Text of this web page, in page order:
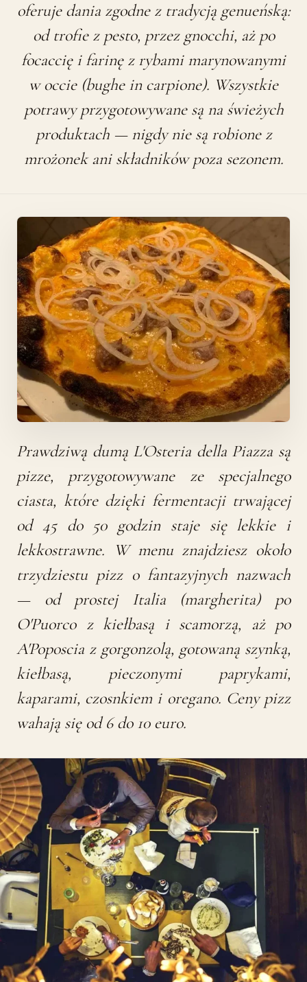
oferuje dania zgodne z tradycją genueńską:
od trofie z pesto, przez gnocchi, aż po
focaccię i farinę z rybami marynowanymi
w occie (bughe in carpione). Wszystkie
potrawy przygotowywane są na świeżych
produktach — nigdy nie są robione z
mrożonek ani składników poza sezonem.
Prawdziwą dumą L'Osteria della Piazza są
pizze, przygotowywane ze specjalnego
ciasta, które dzięki fermentacji trwającej
od 45 do 50 godzin staje się lekkie i
lekkostrawne. W menu znajdziesz około
trzydziestu pizz o fantazyjnych nazwach
— od prostej Italia (margherita) po
O'Puorco z kiełbasą i scamorzą, aż po
A'Poposcia z gorgonzolą, gotowaną szynką,
kiełbasą, pieczonymi paprykami,
kaparami, czosnkiem i oregano. Ceny pizz
wahają się od 6 do 10 euro.